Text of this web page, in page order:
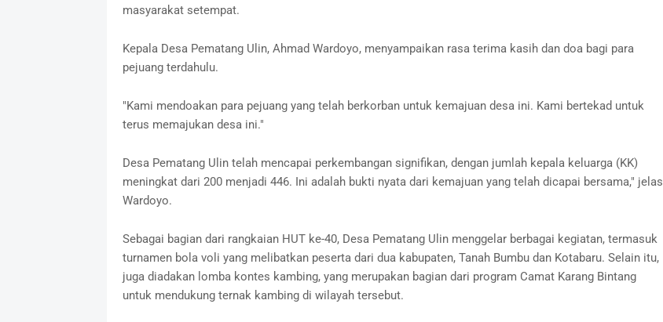
masyarakat setempat.
Kepala Desa Pematang Ulin, Ahmad Wardoyo, menyampaikan rasa terima kasih dan doa bagi para
pejuang terdahulu.
"Kami mendoakan para pejuang yang telah berkorban untuk kemajuan desa ini. Kami bertekad untuk
terus memajukan desa ini."
Desa Pematang Ulin telah mencapai perkembangan signifikan, dengan jumlah kepala keluarga (KK)
meningkat dari 200 menjadi 446. Ini adalah bukti nyata dari kemajuan yang telah dicapai bersama," jelas
Wardoyo.
Sebagai bagian dari rangkaian HUT ke-40, Desa Pematang Ulin menggelar berbagai kegiatan, termasuk
turnamen bola voli yang melibatkan peserta dari dua kabupaten, Tanah Bumbu dan Kotabaru. Selain itu,
juga diadakan lomba kontes kambing, yang merupakan bagian dari program Camat Karang Bintang
untuk mendukung ternak kambing di wilayah tersebut.